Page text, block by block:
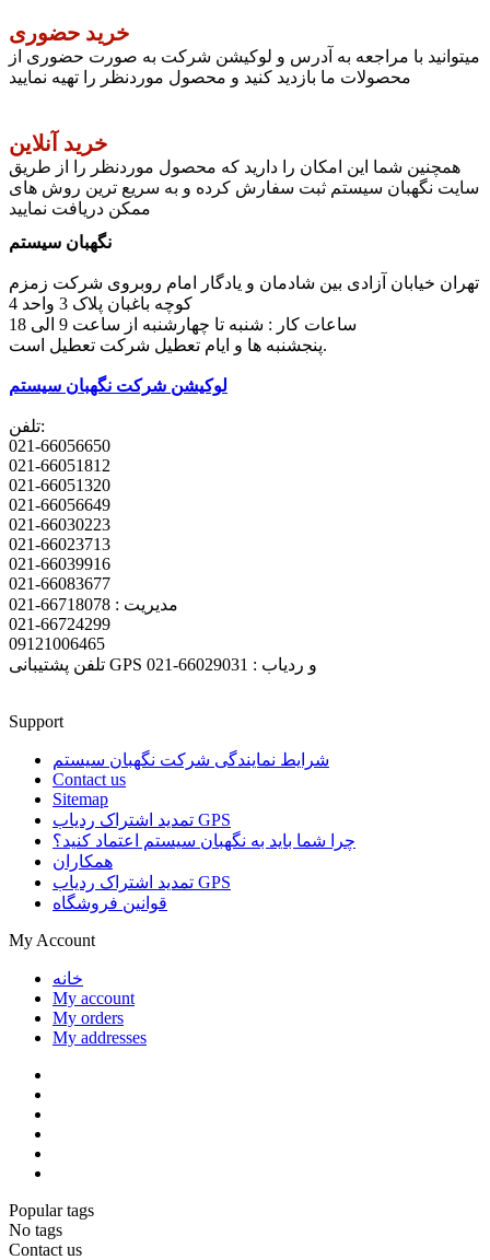
خرید حضوری
میتوانید با مراجعه به آدرس و لوکیشن شرکت به صورت حضوری از
محصولات ما بازدید کنید و محصول موردنظر را تهیه نمایید
خرید آنلاین
همچنین شما این امکان را دارید که محصول موردنظر را از طریق
سایت نگهبان سیستم ثبت سفارش کرده و به سریع ترین روش های
ممکن دریافت نمایید
نگهبان سیستم
تهران خیابان آزادی بین شادمان و یادگار امام روبروی شرکت زمزم
کوچه باغبان پلاک 3 واحد 4
پنجشنبه ها و ایام تعطیل شرکت تعطیل است.
لوکیشن شرکت نگهبان سیستم
تلفن:
021-66056650
021-66051812
021-66051320
021-66056649
021-66030223
021-66023713
021-66039916
021-66083677
مدیریت : 66718078-021
021-66724299
09121006465
تلفن پشتیبانی GPS و ردیاب : 66029031-021
Support
شرایط نمایندگی شرکت نگهبان سیستم
Contact us
Sitemap
تمدید اشتراک ردیاب GPS
چرا شما باید به نگهبان سیستم اعتماد کنید؟
همکاران
تمدید اشتراک ردیاب GPS
قوانین فروشگاه
My Account
خانه
My account
My orders
My addresses
Popular tags
No tags
Contact us